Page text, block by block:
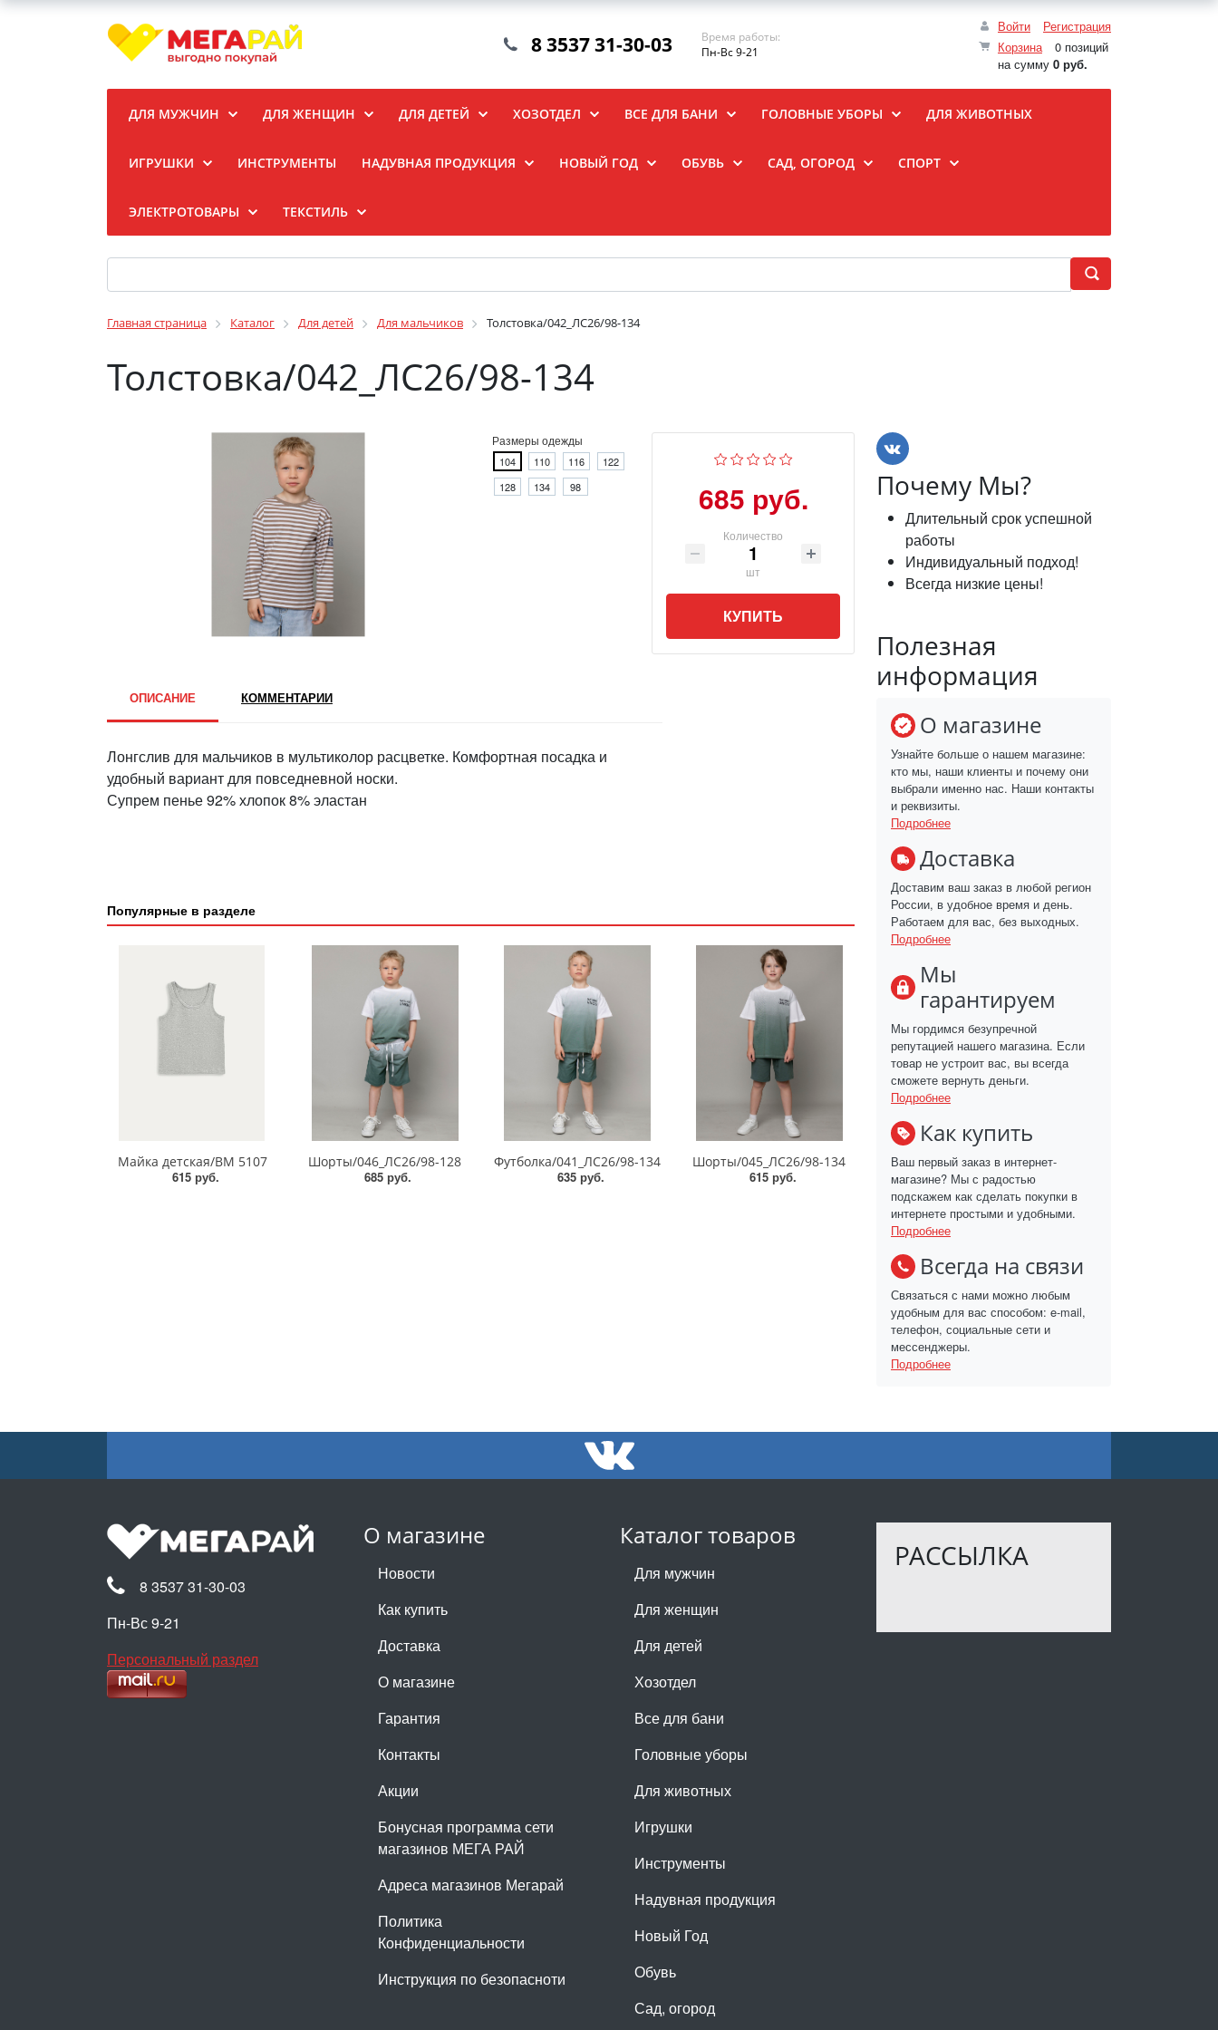
Войти
Регистрация
Корзина
0 позиций
на сумму 0 руб.
8 3537 31-30-03
Время работы:
Пн-Вс 9-21
ДЛЯ МУЖЧИН ДЛЯ ЖЕНЩИН ДЛЯ ДЕТЕЙ ХОЗОТДЕЛ ВСЕ ДЛЯ БАНИ ГОЛОВНЫЕ УБОРЫ ДЛЯ ЖИВОТНЫХ
ИГРУШКИ ИНСТРУМЕНТЫ НАДУВНАЯ ПРОДУКЦИЯ НОВЫЙ ГОД ОБУВЬ САД, ОГОРОД СПОРТ
ЭЛЕКТРОТОВАРЫ ТЕКСТИЛЬ
Главная страница Каталог Для детей Для мальчиков Толстовка/042_ЛС26/98-134
Толстовка/042_ЛС26/98-134
Размеры одежды
104 110 116
122
128
134 98 685 руб.
Количество
шт
КУПИТЬ
ОПИСАНИЕ КОММЕНТАРИИ
Лонгслив для мальчиков в мультиколор расцветке. Комфортная посадка и
удобный вариант для повседневной носки.
Супрем пенье 92% хлопок 8% эластан
Популярные в разделе
Майка детская/BM 5107
615 руб.
Шорты/046_ЛС26/98-128
685 руб.
Футболка/041_ЛС26/98-134
635 руб.
Шорты/045_ЛС26/98-134
615 руб.
Почему Мы?
Длительный срок успешной
работы
Индивидуальный подход!
Всегда низкие цены!
Полезная
информация
О магазине
Узнайте больше о нашем магазине:
кто мы, наши клиенты и почему они
выбрали именно нас. Наши контакты
и реквизиты.
Подробнее
Доставка
Доставим ваш заказ в любой регион
России, в удобное время и день.
Работаем для вас, без выходных.
Подробнее
Мы
гарантируем
Мы гордимся безупречной
репутацией нашего магазина. Если
товар не устроит вас, вы всегда
сможете вернуть деньги.
Подробнее
Как купить
Ваш первый заказ в интернет-
магазине? Мы с радостью
подскажем как сделать покупки в
интернете простыми и удобными.
Подробнее
Всегда на связи
Связаться с нами можно любым
удобным для вас способом: e-mail,
телефон, социальные сети и
мессенджеры.
Подробнее
О магазине
Новости
Как купить
Доставка
О магазине
Гарантия
Контакты
Акции
Бонусная программа сети
магазинов МЕГА РАЙ
Адреса магазинов Мегарай
Политика
Конфиденциальности
Инструкция по безопасноти
Каталог товаров
Для мужчин
Для женщин
Для детей
Хозотдел
Все для бани
Головные уборы
Для животных
Игрушки
Инструменты
Надувная продукция
Новый Год
Обувь
Сад, огород
РАССЫЛКА
8 3537 31-30-03
Пн-Вс 9-21
Персональный раздел